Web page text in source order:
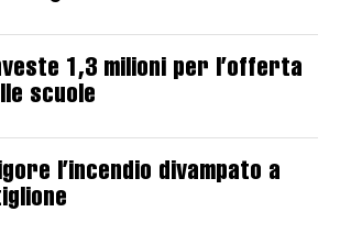
1,3 milioni per l’offerta
scuole
l’incendio divampato a